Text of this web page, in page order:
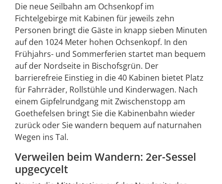
Die neue Seilbahn am Ochsenkopf im
Fichtelgebirge mit Kabinen für jeweils zehn
Personen bringt die Gäste in knapp sieben Minuten
auf den 1024 Meter hohen Ochsenkopf. In den
Frühjahrs- und Sommerferien startet man bequem
auf der Nordseite in Bischofsgrün. Der
barrierefreie Einstieg in die 40 Kabinen bietet Platz
für Fahrräder, Rollstühle und Kinderwagen. Nach
einem Gipfelrundgang mit Zwischenstopp am
Goethefelsen bringt Sie die Kabinenbahn wieder
zurück oder Sie wandern bequem auf naturnahen
Wegen ins Tal.
Verweilen beim Wandern: 2er-Sessel
upgecycelt